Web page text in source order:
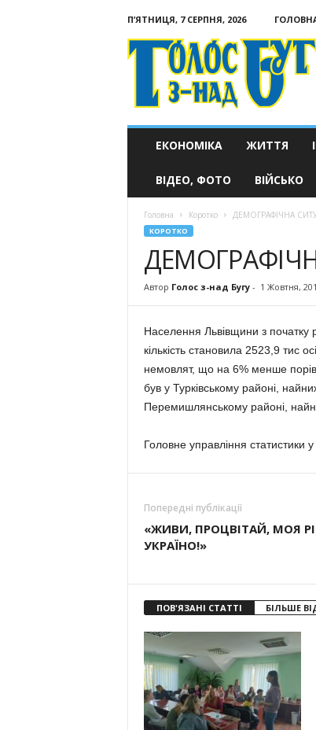
П’ЯТНИЦЯ, 7 СЕРПНЯ, 2026
Голос
з-
ЕКОНОМІКА ЖИТТЯ
ВІДЕО, ФОТО ВІЙСЬКО
Головна Коротко ДЕМОГРАФІЧНА
КОРОТКО
Автор Голос з-над Бугу- 1 Жовтня,
Населення Львівщини з початку
кількість становила 2523,9 тис
немовлят, що на 6% менше
був у Турківському районі,
Перемишлянському районі,
Головне управління статистики у
Попередні публікації
«ЖИВИ, ПРОЦВІТАЙ, МОЯ
УКРАЇНО!»
ПОВ'ЯЗАНІ СТАТТІ БІЛЬШЕ